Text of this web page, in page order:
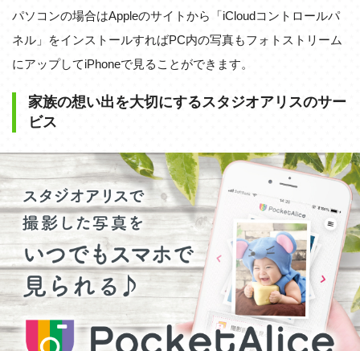
パソコンの場合はAppleのサイトから「iCloudコントロールパ
ネル」をインストールすればPC内の写真もフォトストリーム
にアップしてiPhoneで見ることができます。
家族の想い出を大切にするスタジオアリスのサー
ビス